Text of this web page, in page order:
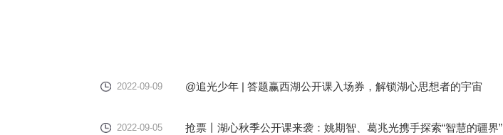
2022-09-09 @追光少年 | 答题赢西湖公开课入场券，解锁湖心思想者的宇宙
2022-09-05 抢票丨湖心秋季公开课来袭：姚期智、葛兆光携手探索“智慧的疆界”